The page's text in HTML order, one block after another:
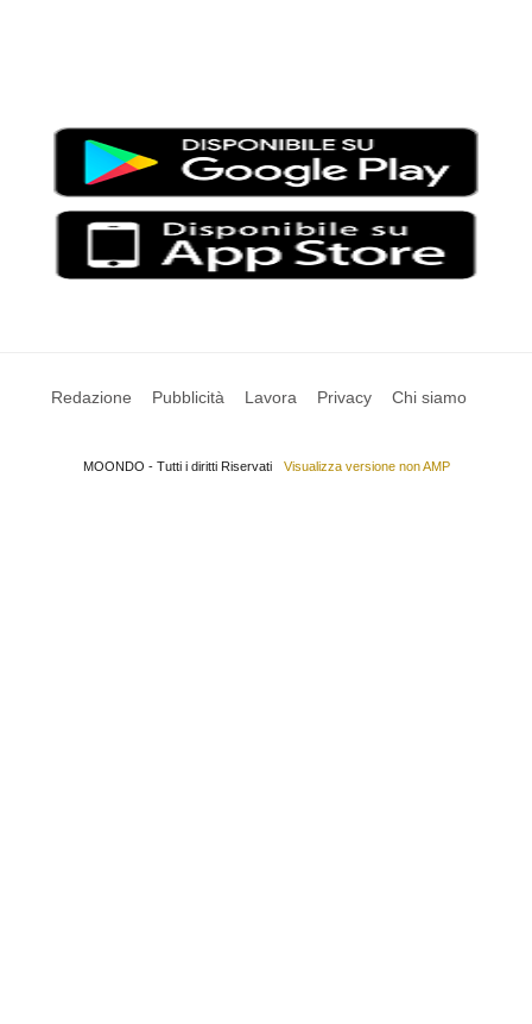
Redazione Pubblicità Lavora Privacy Chi siamo
MOONDO - Tutti i diritti Riservati Visualizza versione non AMP